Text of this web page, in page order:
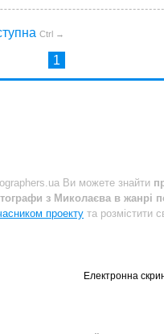
Ctrl →
1
Ви можете знайти
з Миколаєва в жанрі
проекту та розмістити
Електронна